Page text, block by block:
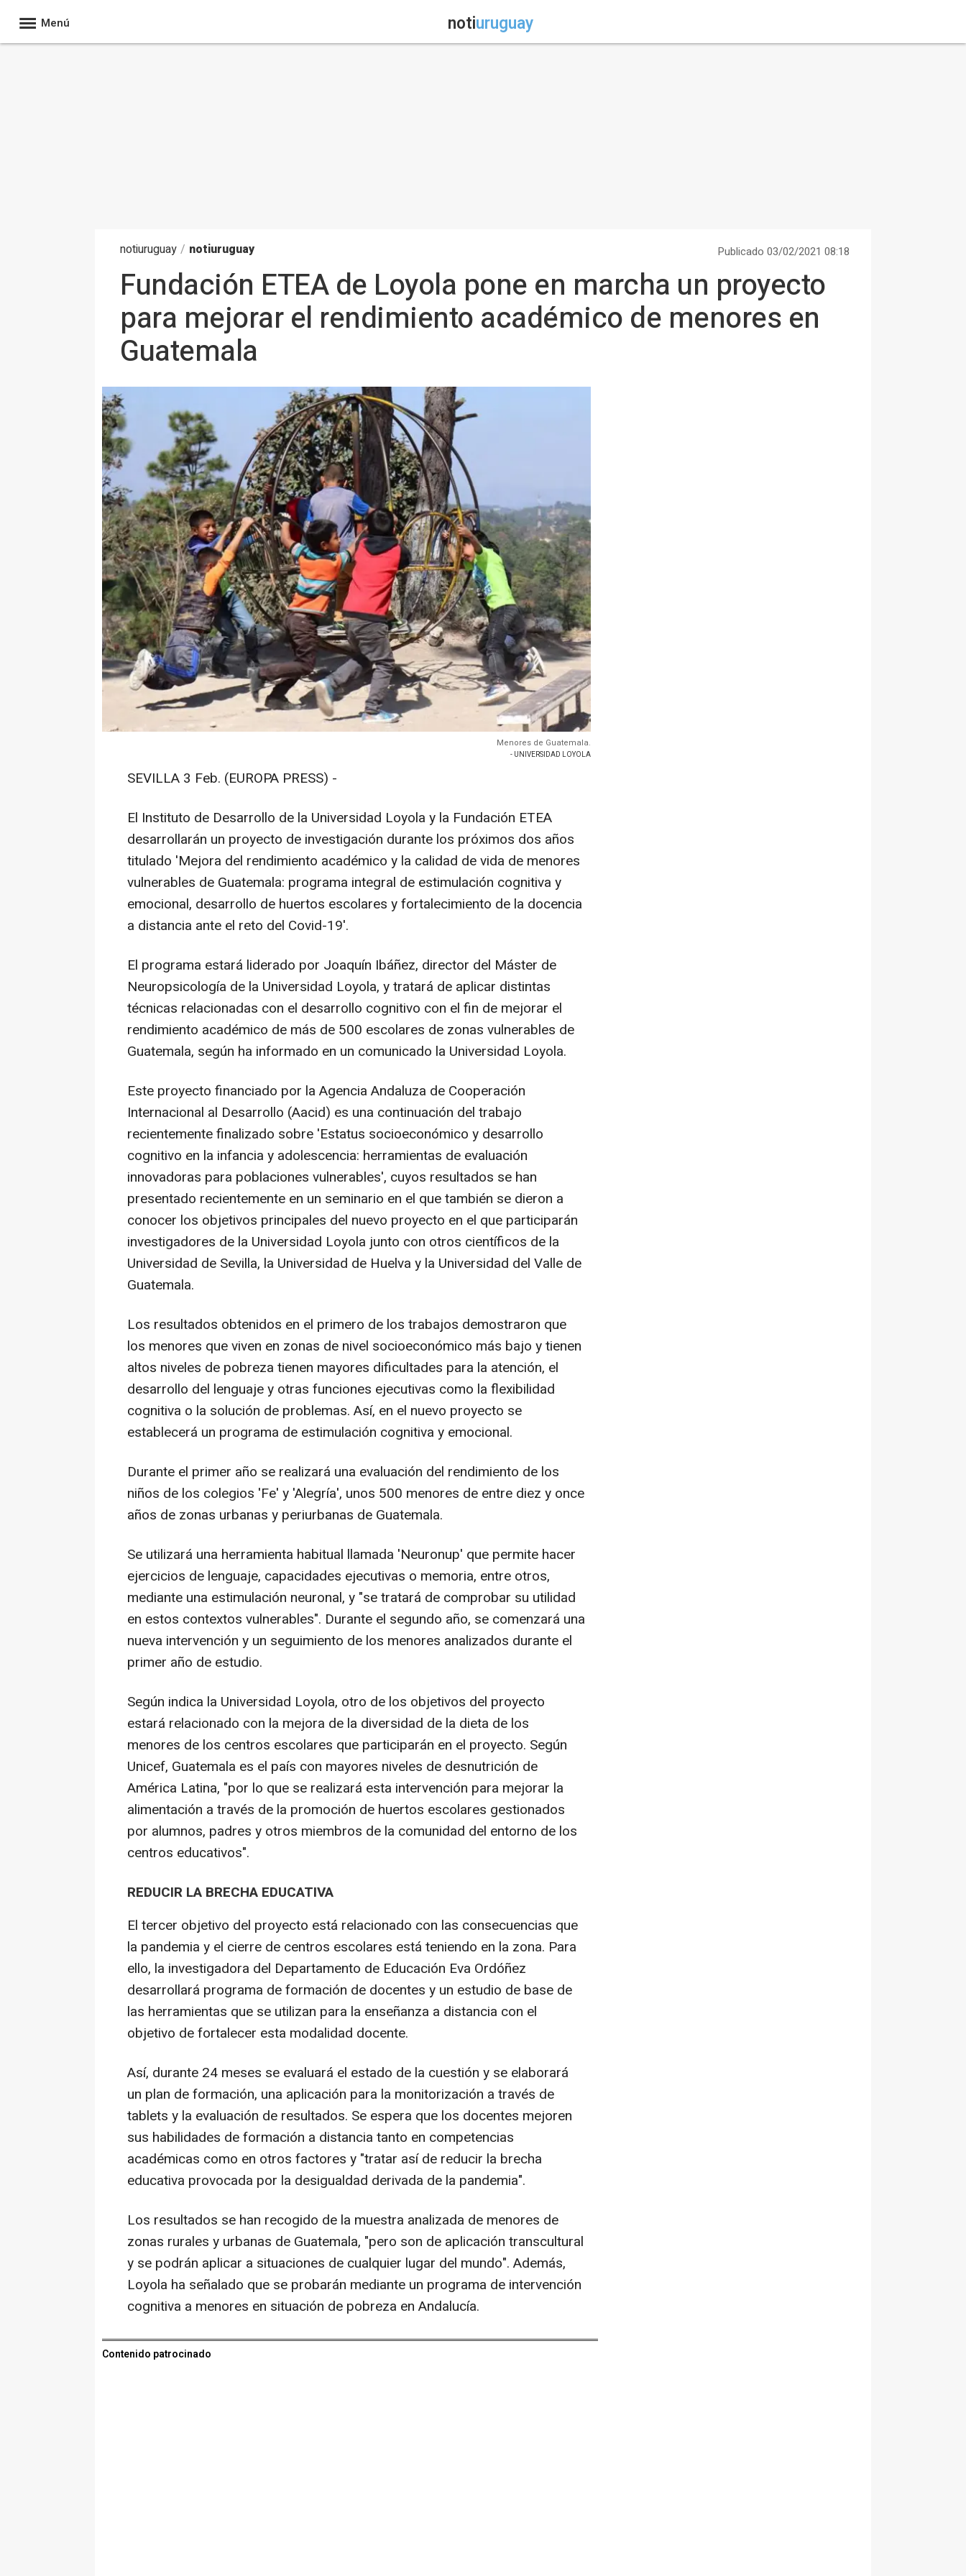
Menú notiuruguay
notiuruguay / notiuruguay Publicado 03/02/2021 08:18
Fundación ETEA de Loyola pone en marcha un proyecto
para mejorar el rendimiento académico de menores en
Guatemala
Menores de Guatemala.
- UNIVERSIDAD LOYOLA
SEVILLA 3 Feb. (EUROPA PRESS) -
El Instituto de Desarrollo de la Universidad Loyola y la Fundación ETEA
desarrollarán un proyecto de investigación durante los próximos dos años
titulado 'Mejora del rendimiento académico y la calidad de vida de menores
vulnerables de Guatemala: programa integral de estimulación cognitiva y
emocional, desarrollo de huertos escolares y fortalecimiento de la docencia
a distancia ante el reto del Covid-19'.
El programa estará liderado por Joaquín Ibáñez, director del Máster de
Neuropsicología de la Universidad Loyola, y tratará de aplicar distintas
técnicas relacionadas con el desarrollo cognitivo con el fin de mejorar el
rendimiento académico de más de 500 escolares de zonas vulnerables de
Guatemala, según ha informado en un comunicado la Universidad Loyola.
Este proyecto financiado por la Agencia Andaluza de Cooperación
Internacional al Desarrollo (Aacid) es una continuación del trabajo
recientemente finalizado sobre 'Estatus socioeconómico y desarrollo
cognitivo en la infancia y adolescencia: herramientas de evaluación
innovadoras para poblaciones vulnerables', cuyos resultados se han
presentado recientemente en un seminario en el que también se dieron a
conocer los objetivos principales del nuevo proyecto en el que participarán
investigadores de la Universidad Loyola junto con otros científicos de la
Universidad de Sevilla, la Universidad de Huelva y la Universidad del Valle de
Guatemala.
Los resultados obtenidos en el primero de los trabajos demostraron que
los menores que viven en zonas de nivel socioeconómico más bajo y tienen
altos niveles de pobreza tienen mayores dificultades para la atención, el
desarrollo del lenguaje y otras funciones ejecutivas como la flexibilidad
cognitiva o la solución de problemas. Así, en el nuevo proyecto se
establecerá un programa de estimulación cognitiva y emocional.
Durante el primer año se realizará una evaluación del rendimiento de los
niños de los colegios 'Fe' y 'Alegría', unos 500 menores de entre diez y once
años de zonas urbanas y periurbanas de Guatemala.
Se utilizará una herramienta habitual llamada 'Neuronup' que permite hacer
ejercicios de lenguaje, capacidades ejecutivas o memoria, entre otros,
mediante una estimulación neuronal, y "se tratará de comprobar su utilidad
en estos contextos vulnerables". Durante el segundo año, se comenzará una
nueva intervención y un seguimiento de los menores analizados durante el
primer año de estudio.
Según indica la Universidad Loyola, otro de los objetivos del proyecto
estará relacionado con la mejora de la diversidad de la dieta de los
menores de los centros escolares que participarán en el proyecto. Según
Unicef, Guatemala es el país con mayores niveles de desnutrición de
América Latina, "por lo que se realizará esta intervención para mejorar la
alimentación a través de la promoción de huertos escolares gestionados
por alumnos, padres y otros miembros de la comunidad del entorno de los
centros educativos".
REDUCIR LA BRECHA EDUCATIVA
El tercer objetivo del proyecto está relacionado con las consecuencias que
la pandemia y el cierre de centros escolares está teniendo en la zona. Para
ello, la investigadora del Departamento de Educación Eva Ordóñez
desarrollará programa de formación de docentes y un estudio de base de
las herramientas que se utilizan para la enseñanza a distancia con el
objetivo de fortalecer esta modalidad docente.
Así, durante 24 meses se evaluará el estado de la cuestión y se elaborará
un plan de formación, una aplicación para la monitorización a través de
tablets y la evaluación de resultados. Se espera que los docentes mejoren
sus habilidades de formación a distancia tanto en competencias
académicas como en otros factores y "tratar así de reducir la brecha
educativa provocada por la desigualdad derivada de la pandemia".
Los resultados se han recogido de la muestra analizada de menores de
zonas rurales y urbanas de Guatemala, "pero son de aplicación transcultural
y se podrán aplicar a situaciones de cualquier lugar del mundo". Además,
Loyola ha señalado que se probarán mediante un programa de intervención
cognitiva a menores en situación de pobreza en Andalucía.
Contenido patrocinado